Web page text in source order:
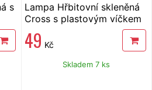
s
Lampa Hřbitovní skleněná
Cross s plastovým víčkem
49 Kč
Skladem 7 ks